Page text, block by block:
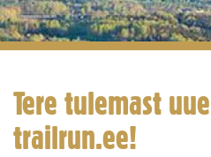
Tere tulemast
trailrun.ee!